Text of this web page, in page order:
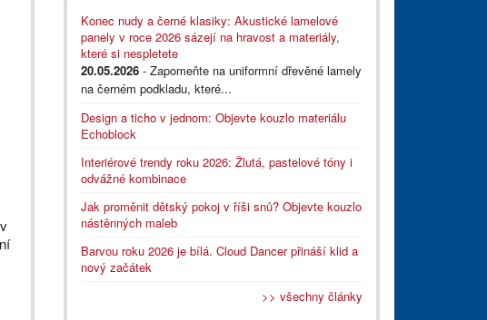
Konec nudy a černé klasiky: Akustické lamelové
panely v roce 2026 sázejí na hravost a materiály,
které si nespletete
20.05.2026 - Zapomeňte na uniformní dřevěné lamely
na černém podkladu, které...
Design a ticho v jednom: Objevte kouzlo materiálu
Echoblock
Interiérové trendy roku 2026: Žlutá, pastelové tóny i
odvážné kombinace
Jak proměnit dětský pokoj v říši snů? Objevte kouzlo
nástěnných maleb
Barvou roku 2026 je bílá. Cloud Dancer přináší klid a
nový začátek
>> všechny články